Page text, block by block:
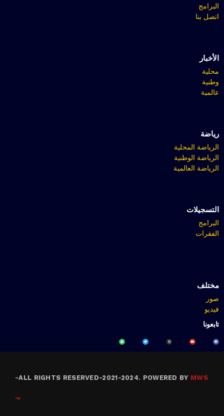
البرامج
اتصل بنا
الأخبار
محلية
وطنية
عالمية
رياضة
الرياضة المحلية
الرياضة الوطنية
الرياضة العالمية
التسجيلات
البرامج
الفقرات
مختلف
صور
فيديو
تابعونا
ALL RIGHTS RESERVED-2021-2024. POWERED BY MWS
-
™